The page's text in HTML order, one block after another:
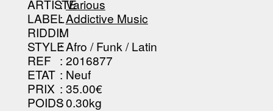
--------------------------------
ARTISTE
:Various
LABEL
:Addictive Music
RIDDIM
:
STYLE: Afro / Funk / Latin
REF : 2016877
ETAT : Neuf
PRIX : 35.00€
POIDS: 0.30kg